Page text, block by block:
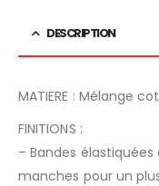
DESCRIPTION
MATIERE : Mélange
FINITIONS :
– Bandes
manches pour un